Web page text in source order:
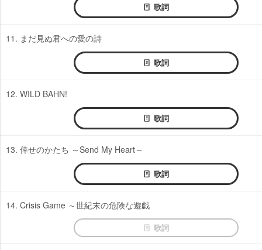
歌詞
11. まだ見ぬ君への愛の詩
歌詞
12. WILD BAHN!
歌詞
13. 倖せのかたち ～Send My Heart～
歌詞
14. Crisis Game ～世紀末の危険な遊戯
歌詞